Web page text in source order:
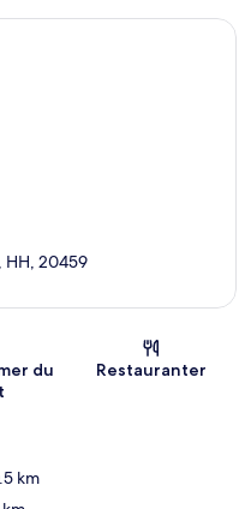
HH, 20459
du
Restauranter
km